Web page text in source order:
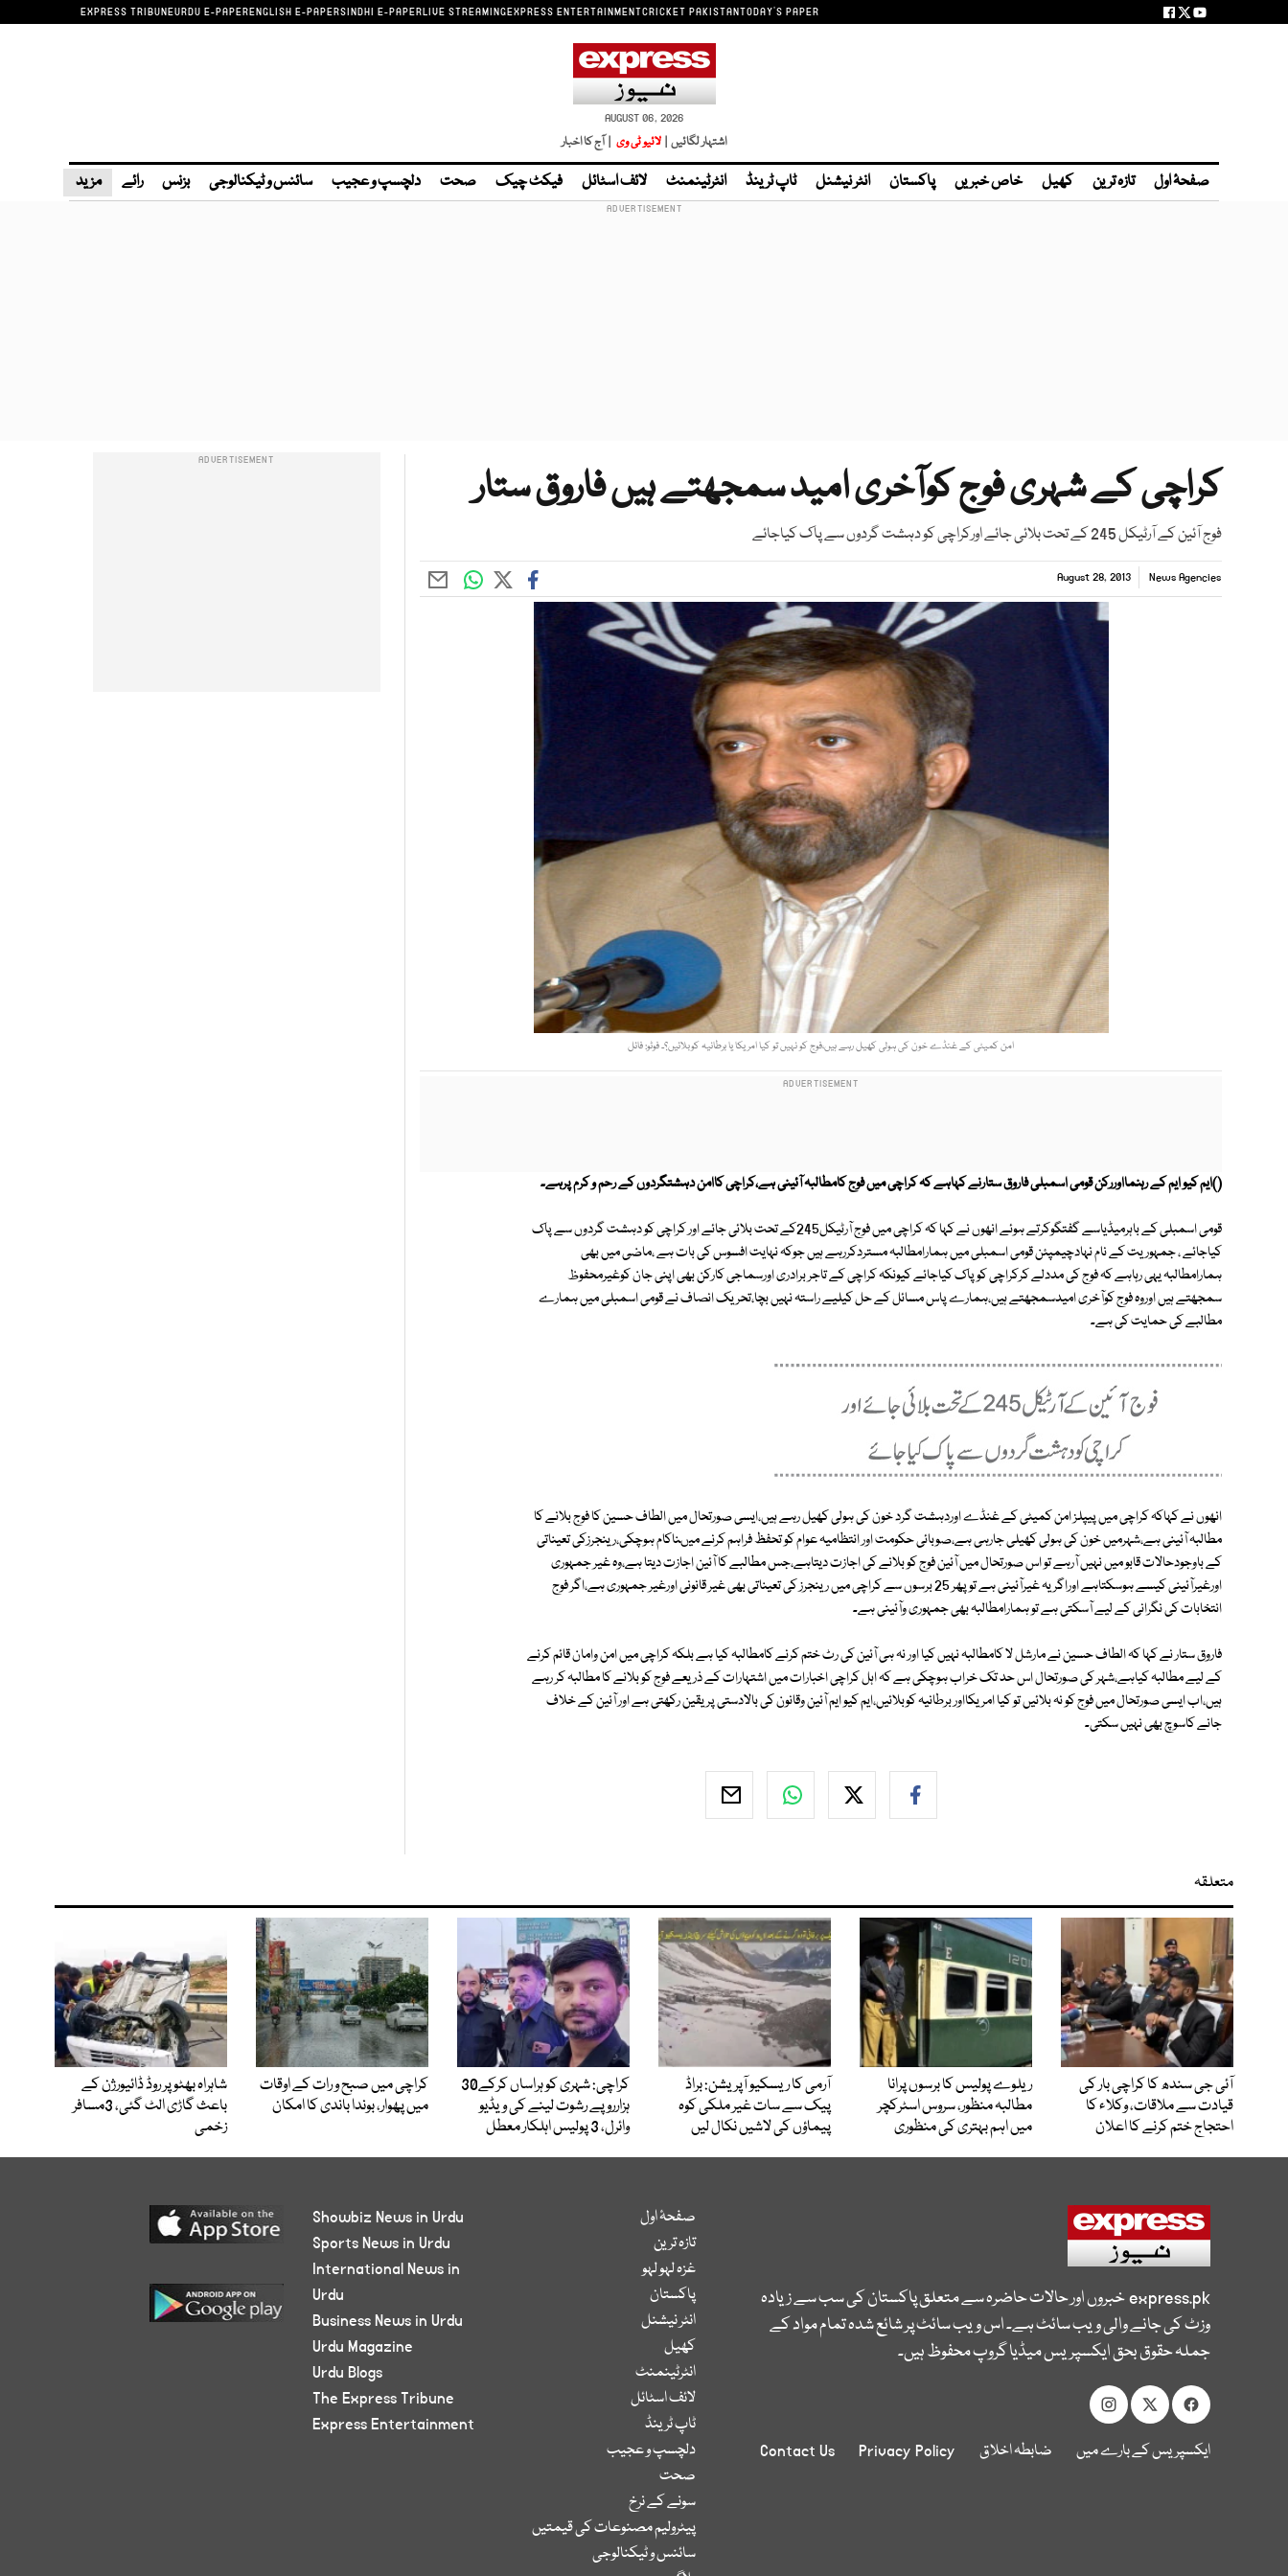
EXPRESS TRIBUNEURDU E-PAPERENGLISH E-PAPERSINDHI E-PAPERLIVE STREAMINGEXPRESS ENTERTAINMENTCRICKET PAKISTANTODAY'S PAPER
AUGUST 06, 2026
اشتہار لگائیں | لائیو ٹی وی | آج کا اخبار
صفحۂ اول تازہ ترین کھیل خاص خبریں پاکستان انٹر نیشنل ٹاپ ٹرینڈ انٹرٹینمنٹ لائف اسٹائل فیکٹ چیک صحت دلچسپ و عجیب سائنس و ٹیکنالوجی بزنس رائے مزید
کراچی کے شہری فوج کوآخری امید سمجھتے ہیں فاروق ستار
فوج آئین کے آرٹیکل 245 کے تحت بلائی جائے اورکراچی کو دہشت گردوں سے پاک کیاجائے
News Agencies
August 28, 2013
امن کمیٹی کے غنڈے خون کی ہولی کھیل رہے ہیں،فوج کو نہیں تو کیا امریکا یا برطانیہ کوبلائیں؟۔ فوٹو: فائل
()ایم کیو ایم کے رہنمااوررکن قومی اسمبلی فاروق ستارنے کہاہے کہ کراچی میں فوج کامطالبہ آئینی ہے،کراچی کاامن دہشتگردوں کے رحم و کرم پرہے۔
قومی اسمبلی کے باہرمیڈیاسے گفتگوکرتے ہوئے انھوں نے کہا کہ کراچی میں فوج آرٹیکل245کے تحت بلائی جائے اور کراچی کو دہشت گردوں سے پاک
کیاجائے ، جمہوریت کے نام نہادچیمپئن قومی اسمبلی میں ہمارامطالبہ مستردکررہے ہیں جوکہ نہایت افسوس کی بات ہے ،ماضی میں بھی
ہمارامطالبہ یہی رہاہے کہ فوج کی مددلے کرکراچی کوپاک کیاجائے کیونکہ کراچی کے تاجر برادری اورسماجی کارکن بھی اپنی جان کوغیرمحفوظ
سمجھتے ہیں اوروہ فوج کوآخری امیدسمجھتے ہیں،ہمارے پاس مسائل کے حل کیلیے راستہ نہیں بچا،تحریک انصاف نے قومی اسمبلی میں ہمارے
مطالبے کی حمایت کی ہے۔
انھوں نے کہاکہ کراچی میں پیپلز امن کمیٹی کے غنڈے اوردہشت گرد خون کی ہولی کھیل رہے ہیں،ایسی صورتحال میں الطاف حسین کا فوج بلانے کا
مطالبہ آئینی ہے،شہرمیں خون کی ہولی کھیلی جارہی ہے،صوبائی حکومت اور انتظامیہ عوام کو تحفظ فراہم کرنے میںناکام ہوچکی،رینجرزکی تعیناتی
کے باوجودحالات قابو میں نہیں آرہے تو اس صورتحال میں آئین فوج کو بلانے کی اجازت دیتاہے،جس مطالبے کا آئین اجازت دیتا ہے،وہ غیر جمہوری
اورغیرآئینی کیسے ہوسکتاہے اوراگریہ غیرآئینی ہے تو پھر 25 برسوں سے کراچی میں رینجرز کی تعیناتی بھی غیر قانونی اورغیر جمہوری ہے،اگر فوج
انتخابات کی نگرانی کے لیے آسکتی ہے تو ہمارامطالبہ بھی جمہوری وآئینی ہے۔
فاروق ستار نے کہا کہ الطاف حسین نے مارشل لا کامطالبہ نہیں کیا اور نہ ہی آئین کی رٹ ختم کرنے کامطالبہ کیا ہے بلکہ کراچی میں امن وامان قائم کرنے
کے لیے مطالبہ کیاہے،شہر کی صورتحال اس حد تک خراب ہوچکی ہے کہ اہل کراچی اخبارات میں اشتہارات کے ذریعے فوج کو بلانے کا مطالبہ کر رہے
ہیں،اب ایسی صورتحال میں فوج کو نہ بلائیں تو کیا امریکااور برطانیہ کوبلائیں،ایم کیو ایم آئین وقانون کی بالادستی پر یقین رکھتی ہے اور آئین کے خلاف
جانے کاسوچ بھی نہیں سکتی۔
متعلقہ
آئی جی سندھ کا کراچی بار کی
قیادت سے ملاقات، وکلاء کا
احتجاج ختم کرنے کا اعلان
ریلوے پولیس کا برسوں پرانا
مطالبہ منظور، سروس اسٹرکچر
میں اہم بہتری کی منظوری
آرمی کا ریسکیو آپریشن: براڈ
پیک سے سات غیر ملکی کوہ
پیماؤں کی لاشیں نکال لیں
کراچی: شہری کو ہراساں کرکے30
ہزارروپے رشوت لینے کی ویڈیو
وائرل، 3 پولیس اہلکار معطل
کراچی میں صبح و رات کے اوقات
میں پھوار، بوندا باندی کا امکان
شاہراہ بھٹو پر روڈ ڈائیورژن کے
باعث گاڑی الٹ گئی، 3مسافر
زخمی
express.pkخبروں اور حالات حاضرہ سے متعلق پاکستان کی سب سے زیادہ
وزٹ کی جانے والی ویب سائٹ ہے۔ اس ویب سائٹ پر شائع شدہ تمام مواد کے
جملہ حقوق بحق ایکسپریس میڈیا گروپ محفوظ ہیں۔
ایکسپریس کے بارے میں ضابطہ اخلاق Privacy Policy
Contact Us
صفحۂ اول
تازہ ترین
غزہ لہو لہو
پاکستان
انٹر نیشنل
کھیل
انٹرٹینمنٹ
لائف اسٹائل
ٹاپ ٹرینڈ
دلچسپ و عجیب
صحت
سونے کے نرخ
پیٹرولیم مصنوعات کی قیمتیں
سائنس و ٹیکنالوجی
Showbiz News in Urdu
Sports News in Urdu
International News in
Urdu
Business News in Urdu
Urdu Magazine
Urdu Blogs
The Express Tribune
Express Entertainment